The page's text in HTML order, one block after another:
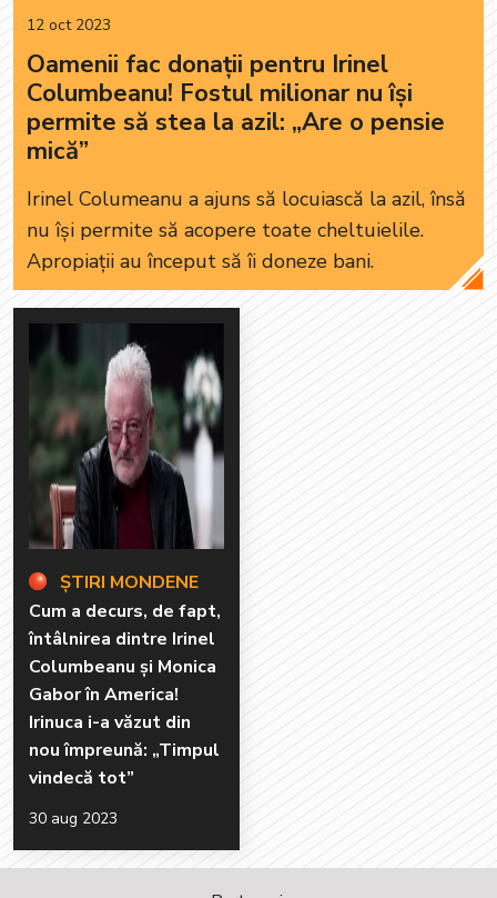
12 oct 2023
Oamenii fac donații pentru Irinel
Columbeanu! Fostul milionar nu își
permite să stea la azil: „Are o pensie
mică”
Irinel Columeanu a ajuns să locuiască la azil, însă
nu își permite să acopere toate cheltuielile.
Apropiații au început să îi doneze bani.
ȘTIRI MONDENE
Cum a decurs, de fapt,
întâlnirea dintre Irinel
Columbeanu și Monica
Gabor în America!
Irinuca i-a văzut din
nou împreună: „Timpul
vindecă tot”
30 aug 2023